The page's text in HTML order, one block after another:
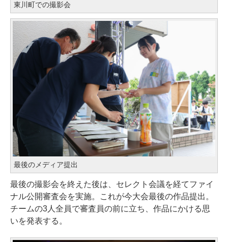
東川町での撮影会
最後のメディア提出
最後の撮影会を終えた後は、セレクト会議を経てファイ
ナル公開審査会を実施。これが今大会最後の作品提出。
チームの3人全員で審査員の前に立ち、作品にかける思
いを発表する。